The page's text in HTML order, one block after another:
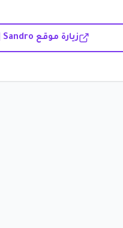
زيارة موقع Sandro | ساندرو